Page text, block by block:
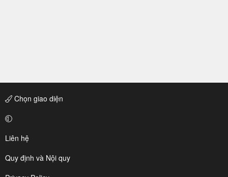
Chọn giao diện
Liên hệ
Quy định và Nội quy